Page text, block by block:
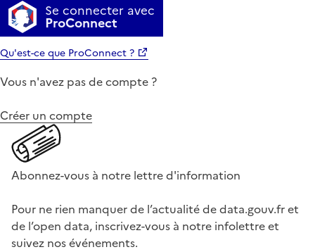
Se connecter avec
ProConnect
Qu'est-ce que ProConnect ?
Vous n'avez pas de compte ?
Créer un compte
Abonnez-vous à notre lettre d'information
Pour ne rien manquer de l’actualité de data.gouv.fr et
de l’open data, inscrivez-vous à notre infolettre et
suivez nos événements.